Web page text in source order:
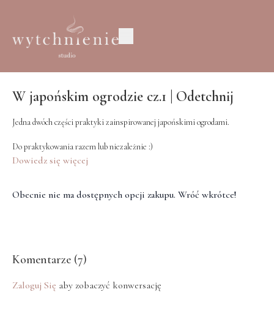
W japońskim ogrodzie cz.1 | Odetchnij
Jedna dwóch części praktyki zainspirowanej japońskimi ogrodami.
Do praktykowania razem lub niezależnie :)
Dowiedz się więcej
Obecnie nie ma dostępnych opcji zakupu. Wróć wkrótce!
Komentarze (7)
Zaloguj Się aby zobaczyć konwersację